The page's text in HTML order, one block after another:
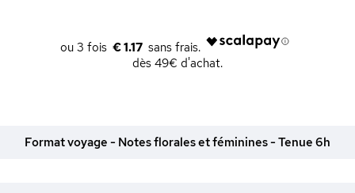
€ 1.17
dès 49€ d'achat.
Format voyage - Notes florales et féminines - Tenue 6h